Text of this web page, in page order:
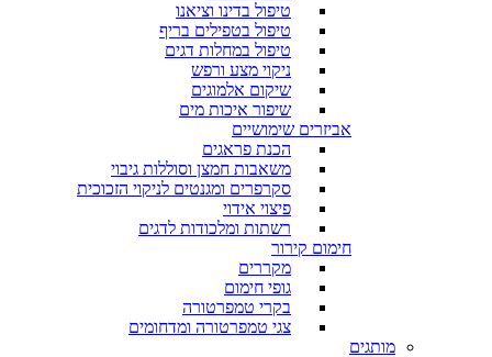
טיפול בדינו וציאנו
טיפול בטפילים בריף
טיפול במחלות דגים
ניקוי מצע ורפש
שיקום אלמוגים
שיפור איכות מים
אביזרים שימושיים
הכנת פראגים
משאבות חמצן וסוללות גיבוי
סקרפרים ומגנטים לניקוי הזכוכית
פיצוי אידוי
רשתות ומלכודות לדגים
חימום קירור
מקררים
גופי חימום
בקרי טמפרטורה
צגי טמפרטורה ומדחומים
מותגים